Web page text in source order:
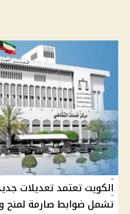
الكويت تعتمد تعديلات
تشمل ضوابط صارمة لمنح